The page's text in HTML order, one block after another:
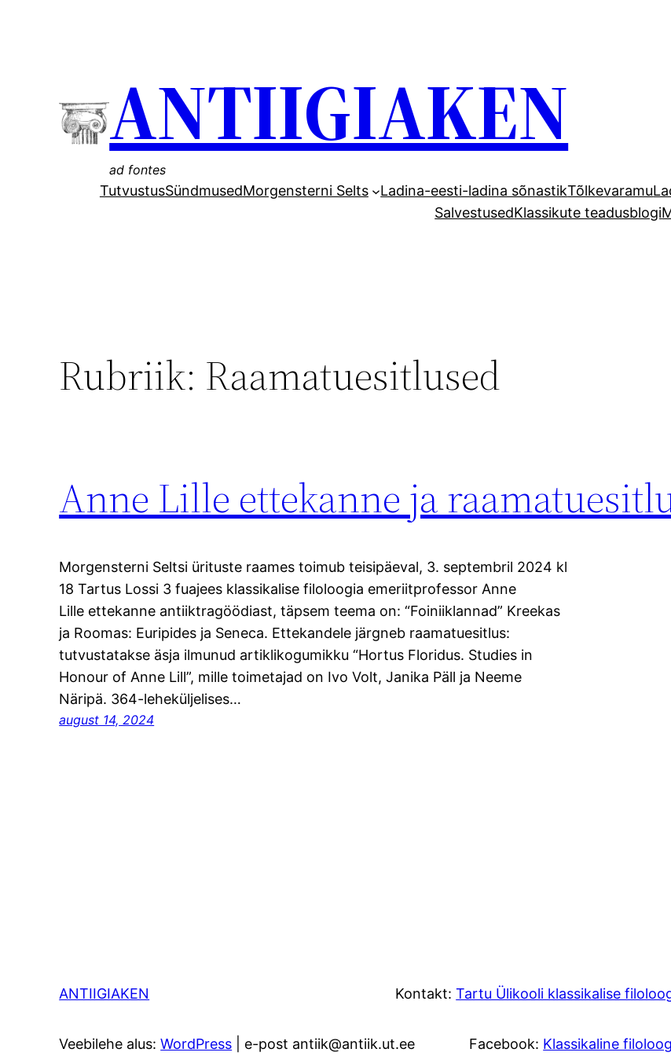
ANTIIGIAKEN
ad fontes
TutvustusSündmusedMorgensterni Selts Ladina-eesti-ladina sõnastikTõlkevaramu
SalvestusedKlassikute teadusblogi
Rubriik: Raamatuesitlused
Anne Lille ettekanne ja
Morgensterni Seltsi ürituste raames toimub teisipäeval, 3. septembril 2024 kl
18 Tartus Lossi 3 fuajees klassikalise filoloogia emeriitprofessor Anne
Lille ettekanne antiiktragöödiast, täpsem teema on: “Foiniiklannad” Kreekas
ja Roomas: Euripides ja Seneca. Ettekandele järgneb raamatuesitlus:
tutvustatakse äsja ilmunud artiklikogumikku “Hortus Floridus. Studies in
Honour of Anne Lill”, mille toimetajad on Ivo Volt, Janika Päll ja Neeme
Näripä. 364-leheküljelises…
august 14, 2024
ANTIIGIAKEN Kontakt:Tartu Ülikooli klassikalise
Veebilehe alus:WordPress | e-post antiik@antiik.ut.ee Facebook: Klassikaline